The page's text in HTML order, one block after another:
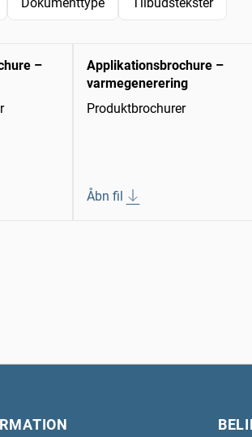
Dokumenttype Tilbudstekster
–
Applikationsbrochure –
varmegenerering
Produktbrochurer
Åbn fil